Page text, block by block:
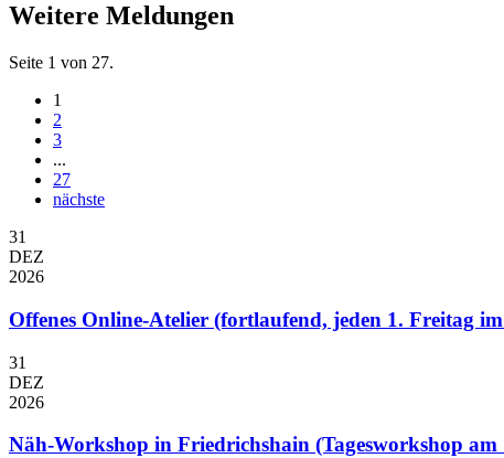
Weitere Meldungen
Seite 1 von 27.
1
2
3
...
27
nächste
31
DEZ
2026
Offenes Online-Atelier (fortlaufend, jeden 1. Freitag
31
DEZ
2026
Näh-Workshop in Friedrichshain (Tagesworkshop am